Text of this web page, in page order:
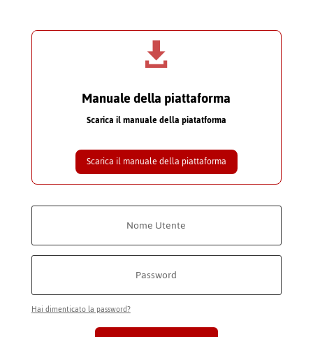

Manuale della piattaforma
Scarica il manuale della piatatforma
Scarica il manuale della piattaforma
Hai dimenticato la password?